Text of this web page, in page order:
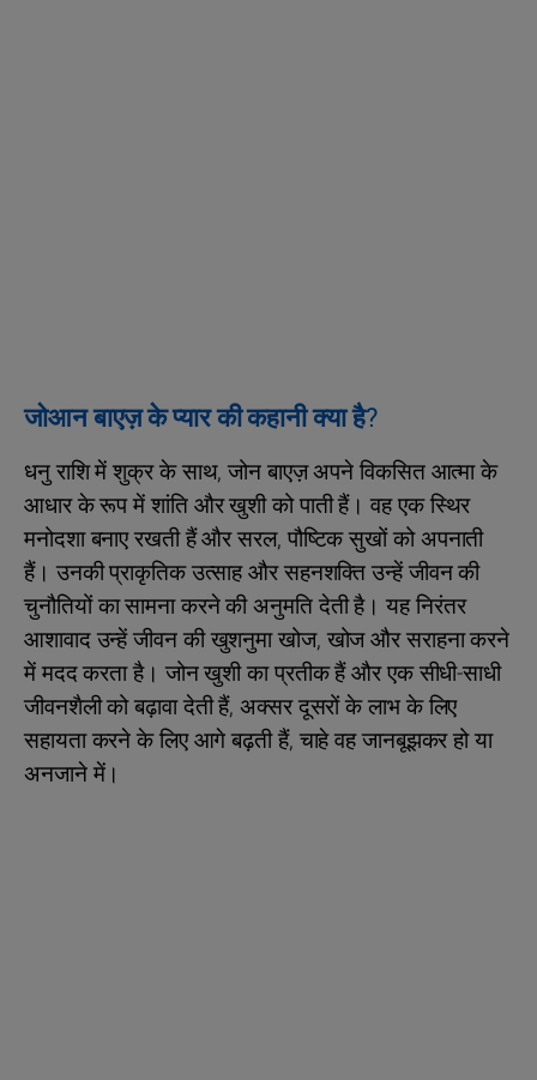
जोआन बाएज़ के प्यार की कहानी क्या है?
धनु राशि में शुक्र के साथ, जोन बाएज़ अपने विकसित आत्मा के
आधार के रूप में शांति और खुशी को पाती हैं। वह एक स्थिर
मनोदशा बनाए रखती हैं और सरल, पौष्टिक सुखों को अपनाती
हैं। उनकी प्राकृतिक उत्साह और सहनशक्ति उन्हें जीवन की
चुनौतियों का सामना करने की अनुमति देती है। यह निरंतर
आशावाद उन्हें जीवन की खुशनुमा खोज, खोज और सराहना करने
में मदद करता है। जोन खुशी का प्रतीक हैं और एक सीधी-साधी
जीवनशैली को बढ़ावा देती हैं, अक्सर दूसरों के लाभ के लिए
सहायता करने के लिए आगे बढ़ती हैं, चाहे वह जानबूझकर हो या
अनजाने में।